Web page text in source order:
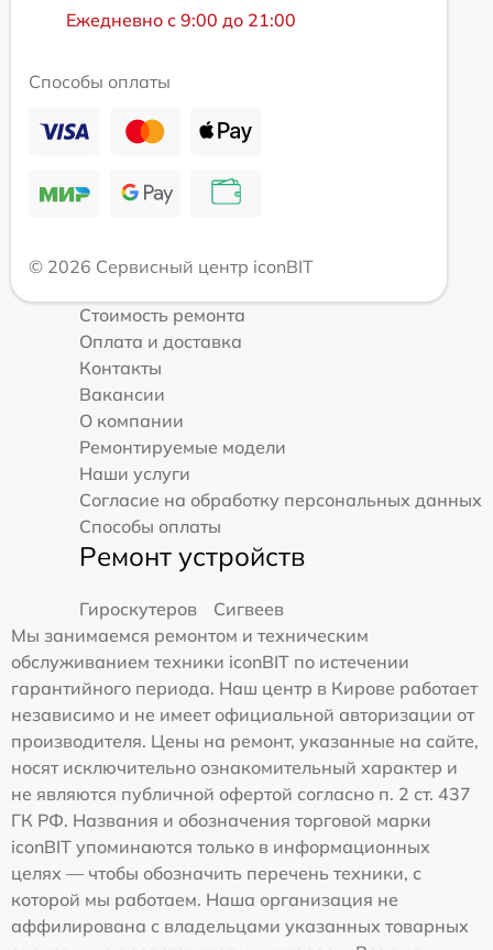
Ежедневно с 9:00 до 21:00
Способы оплаты
© 2026 Сервисный центр iconBIT
Стоимость ремонта
Оплата и доставка
Контакты
Вакансии
О компании
Ремонтируемые модели
Наши услуги
Согласие на обработку персональных данных
Способы оплаты
Ремонт устройств
Гироскутеров
Сигвеев
Мы занимаемся ремонтом и техническим
обслуживанием техники iconBIT по истечении
гарантийного периода. Наш центр в Кирове работает
независимо и не имеет официальной авторизации от
производителя. Цены на ремонт, указанные на сайте,
носят исключительно ознакомительный характер и
не являются публичной офертой согласно п. 2 ст. 437
ГК РФ. Названия и обозначения торговой марки
iconBIT упоминаются только в информационных
целях — чтобы обозначить перечень техники, с
которой мы работаем. Наша организация не
аффилирована с владельцами указанных товарных